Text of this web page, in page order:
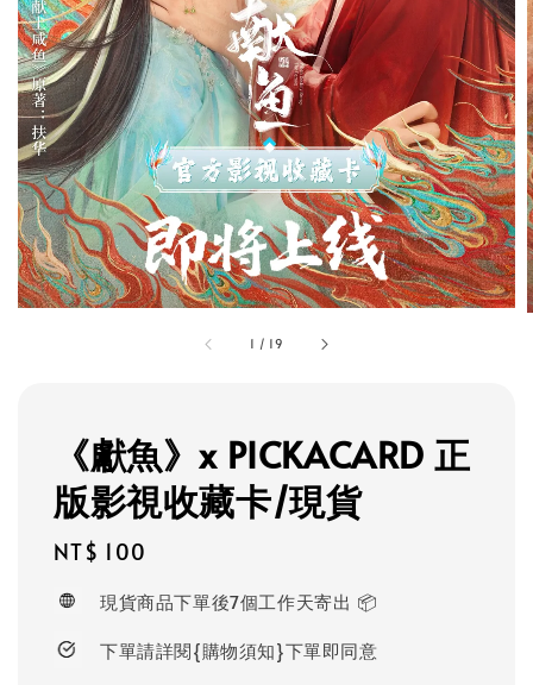
1 / 19
《獻魚》x PICKACARD 正
版影視收藏卡/現貨
Regular
NT$ 100
現貨商品下單後7個工作天寄出 📦
下單請詳閱{購物須知}下單即同意